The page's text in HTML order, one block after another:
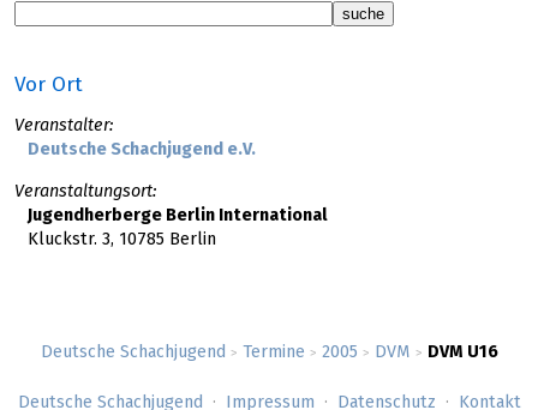
Deutsche Schachjugend > Termine > 2005 > DVM > DVM U16
Vor Ort
Veranstalter:
Deutsche Schachjugend e.V.
Veranstaltungsort:
Jugendherberge Berlin International
Kluckstr. 3, 10785 Berlin
Deutsche Schachjugend Impressum Datenschutz Kontakt